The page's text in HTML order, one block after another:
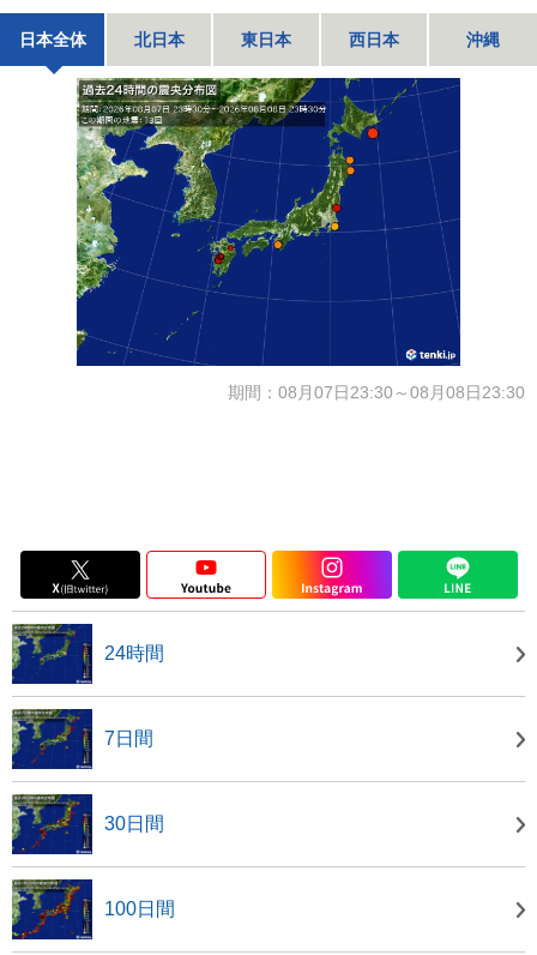
日本全体 北日本 東日本 西日本 沖縄
期間：08月07日23:30～08月08日23:30
24時間
7日間
30日間
100日間